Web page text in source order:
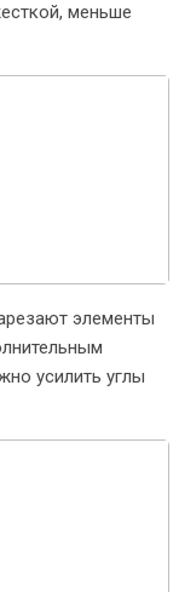
меньше
элементы
усилить углы